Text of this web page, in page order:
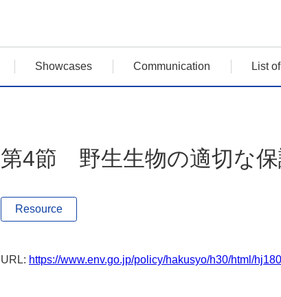
Showcases Communication List
第4節 野生生物の適切な
Resource
URL: https://www.env.go.jp/policy/hakusyo/h30/html/